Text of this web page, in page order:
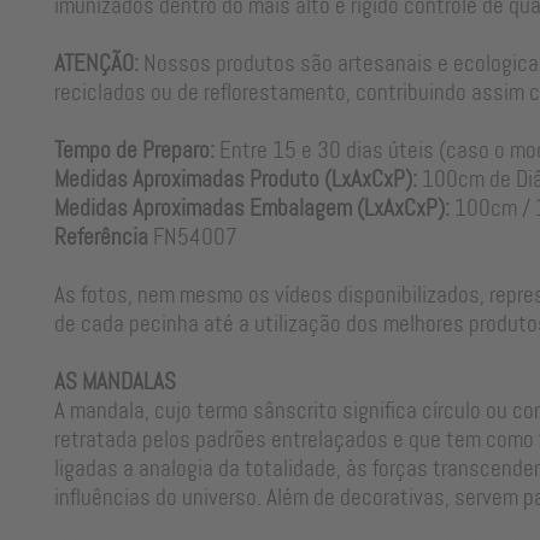
R$ 2.184,89
R$ 2.119,34à vista
Mandala Artesanal Leque Amarelo Gema Fosco
Mandala
imunizados dentro do mais alto e rígido controle de
ATENÇÃO: Nossos produtos são artesanais e
reciclados ou de reflorestamento, contribuindo assim
Tempo de Preparo: Entre 15 e 30 dias úteis (caso o
Medidas Aproximadas Produto (LxAxCxP): 100cm de
Medidas Aproximadas Embalagem (LxAxCxP): 100cm /
Referência FN54007
As fotos, nem mesmo os vídeos disponibilizados,
de cada pecinha até a utilização dos melhores
AS MANDALAS
A mandala, cujo termo sânscrito significa círculo ou
retratada pelos padrões entrelaçados e que tem
ligadas a analogia da totalidade, às forças
influências do universo. Além de decorativas, servem